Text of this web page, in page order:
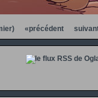
«précédent